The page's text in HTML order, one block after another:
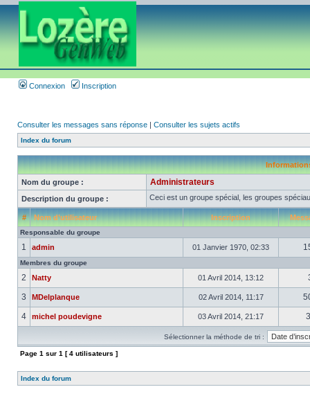
Connexion Inscription
Consulter les messages sans réponse | Consulter les sujets actifs
Index du forum
Nom du groupe : Administrateurs
Description du groupe : Ceci est un groupe spécial, les groupes
# Nom d’utilisateur Inscription
Responsable du groupe
1 admin 01 Janvier 1970, 02:33
Membres du groupe
2 Natty 01 Avril 2014, 13:12
3
MDelplanque 02 Avril 2014, 11:17
4
michel poudevigne 03 Avril 2014, 21:17
Sélectionner la méthode de tri :
Page 1 sur 1 [ 4 utilisateurs ]
Index du forum